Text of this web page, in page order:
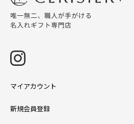
マイアカウント
新規会員登録